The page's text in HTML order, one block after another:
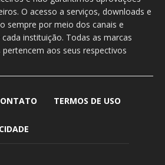
O acesso a serviços, downloads e
sempre por meio dos canais e
instituição. Todas as marcas
aos seus respectivos
TERMOS DE USO